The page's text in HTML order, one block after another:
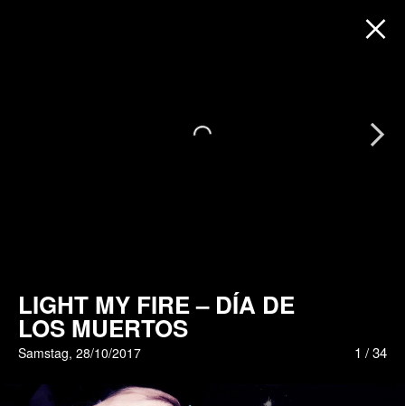
LIGHT MY FIRE – DÍA DE
LOS MUERTOS
Samstag, 28/10/2017 1 /34